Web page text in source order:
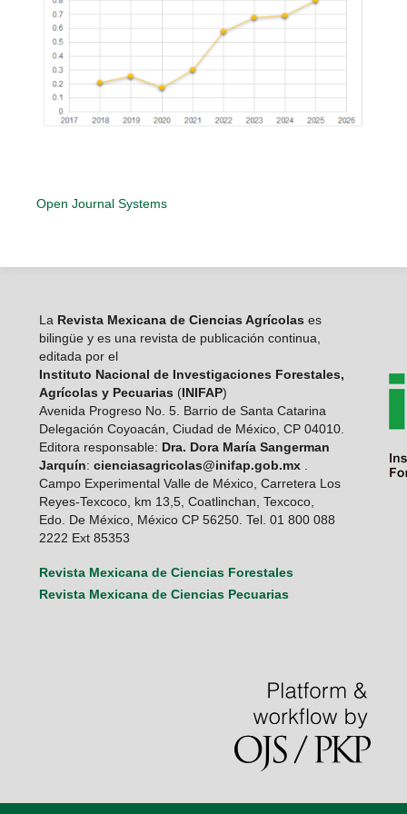
Open Journal Systems
LaRevista Mexicana de Ciencias Agrícolas es
bilingüe y es una revista de publicación continua,
editada por el
Instituto Nacional de Investigaciones Forestales,
Agrícolas y Pecuarias (INIFAP)
Avenida Progreso No. 5. Barrio de Santa Catarina
Delegación Coyoacán, Ciudad de México, CP 04010.
Editora responsable: Dra. Dora María Sangerman
Jarquín: cienciasagricolas@inifap.gob.mx.
Campo Experimental Valle de México, Carretera Los
Reyes-Texcoco, km 13,5, Coatlinchan, Texcoco,
Edo. De México, México CP 56250. Tel. 01 800 088
2222 Ext 85353
Revista Mexicana de Ciencias Forestales
Revista Mexicana de Ciencias Pecuarias